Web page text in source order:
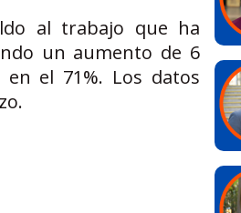
al trabajo que ha
un aumento de 6
el 71%. Los datos